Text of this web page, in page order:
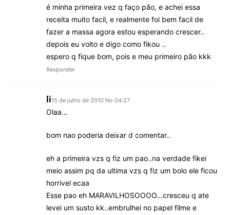
é minha primeira vez q faço pão, e achei essa
receita muito facil, e realmente foi bem facil de
fazer a massa agora estou esperando crescer..
depois eu volto e digo como fikou ..
espero q fique bom, pois e meu primeiro pão kkk
Responder
li15 de julho de 2010 No 04:27
Olaa…
bom nao poderia deixar d comentar..
eh a primeira vzs q fiz um pao..na verdade fikei
meio assim pq da ultima vzs q fiz um bolo ele ficou
horrivel ecaa
Esse pao eh MARAVILHOSOOOO…cresceu q ate
levei um susto kk..embrulhei no papel filme e